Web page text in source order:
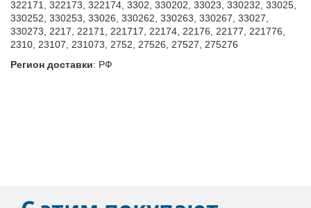
322171, 322173, 322174, 3302, 330202, 33023, 330232, 33025,
330252, 330253, 33026, 330262, 330263, 330267, 33027,
330273, 2217, 22171, 221717, 22174, 22176, 22177, 221776,
2310, 23107, 231073, 2752, 27526, 27527, 275276
Регион доставки: РФ